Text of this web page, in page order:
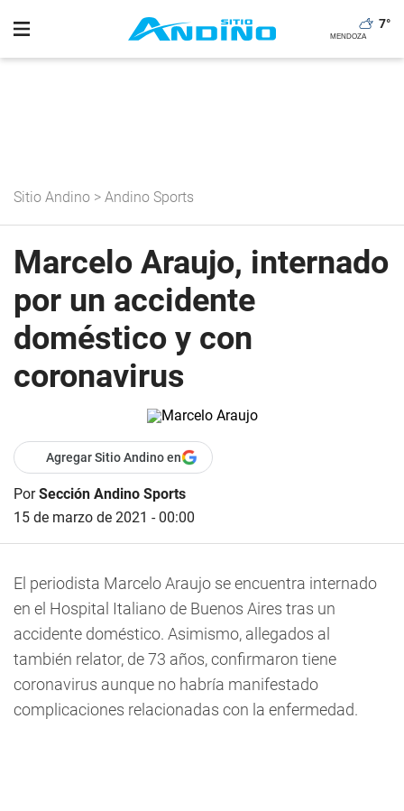
7°
Sitio Andino > Andino Sports
Marcelo Araujo, internado
por un accidente
doméstico y con
coronavirus
Agregar Sitio Andino en
PorSección Andino Sports
15 de marzo de 2021 - 00:00
El periodista Marcelo Araujo se encuentra internado
en el Hospital Italiano de Buenos Aires tras un
accidente doméstico. Asimismo, allegados al
también relator, de 73 años, confirmaron tiene
coronavirus aunque no habría manifestado
complicaciones relacionadas con la enfermedad.